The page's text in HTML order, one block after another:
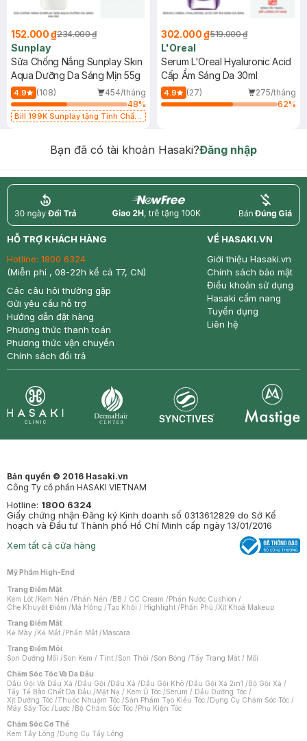
152.000 ₫234.000 ₫
Sunplay
Sữa Chống Nắng Sunplay Skin
Aqua Dưỡng Da Sáng Mịn 55g
4.9 (108)
454/tháng
48%
Bill 199K Sunplay tặng Tinh Chất
302.000 ₫519.000 ₫
L'Oreal
Serum L'Oreal Hyaluronic Acid
Cấp Ẩm Sáng Da 30ml
4.9 (27)
275/tháng
62%
Bạn đã có tài khoản Hasaki?Đăng nhập
return nowfree price
HỖ TRỢ KHÁCH HÀNG
Hotline: 1800 6324
(Miễn phí , 08-22h kể cả T7, CN)
Các câu hỏi thường gặp
Gửi yêu cầu hỗ trợ
Hướng dẫn đặt hàng
Phương thức thanh toán
Phương thức vận chuyển
Chính sách đổi trả
VỀ HASAKI.VN
Giới thiệu Hasaki.vn
Chính sách bảo mật
Điều khoản sử dụng
Hasaki cẩm nang
Tuyển dụng
Liên hệ
Bản quyền © 2016 Hasaki.vn
Công Ty cổ phần HASAKI VIETNAM
Hotline: 1800 6324
Giấy chứng nhận Đăng ký Kinh doanh số 0313612829 do Sở Kế
hoạch và Đầu tư Thành phố Hồ Chí Minh cấp ngày 13/01/2016
Xem tất cả cửa hàng
Mỹ Phẩm High-End
Trang Điểm Mặt
Kem Lót /Kem Nền /Phấn Nền /BB / CC Cream /Phấn Nước Cushion /
Che Khuyết Điểm /Má Hồng /Tạo Khối / Highlight /Phấn Phủ /Xịt Khoá Makeup
Trang Điểm Mắt
Kẻ Mày /Kẻ Mắt /Phấn Mắt /Mascara
Trang Điểm Môi
Son Dưỡng Môi /Son Kem / Tint /Son Thỏi /Son Bóng /Tẩy Trang Mắt / Môi
Chăm Sóc Tóc Và Da Đầu
Dầu Gội Và Dầu Xả /Dầu Gội /Dầu Xả /Dầu Gội Khô /Dầu Gội Xả 2in1 /Bộ Gội Xả /
Tẩy Tế Bào Chết Da Đầu /Mặt Nạ / Kem Ủ Tóc /Serum / Dầu Dưỡng Tóc /
Xịt Dưỡng Tóc /Thuốc Nhuộm Tóc /Sản Phẩm Tạo Kiểu Tóc /Dụng Cụ Chăm Sóc Tóc /
Máy Sấy Tóc /Lược /Bộ Chăm Sóc Tóc /Phụ Kiện Tóc
Chăm Sóc Cơ Thể
Kem Tẩy Lông /Dụng Cụ Tẩy Lông